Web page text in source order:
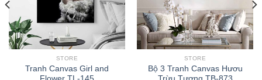
STORE
Tranh Canvas Girl and
STORE
Bộ 3 Tranh Canvas Hươu